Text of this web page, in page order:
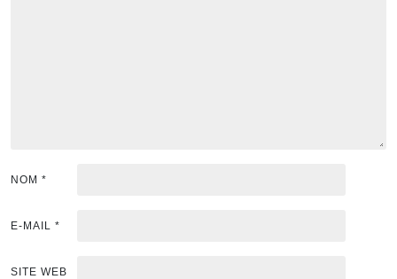
NOM *
E-MAIL *
SITE WEB